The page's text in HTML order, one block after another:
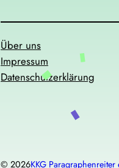
Über uns
Impressum
Datenschutzerklärung
© 2026KKG Paragraphenreiter